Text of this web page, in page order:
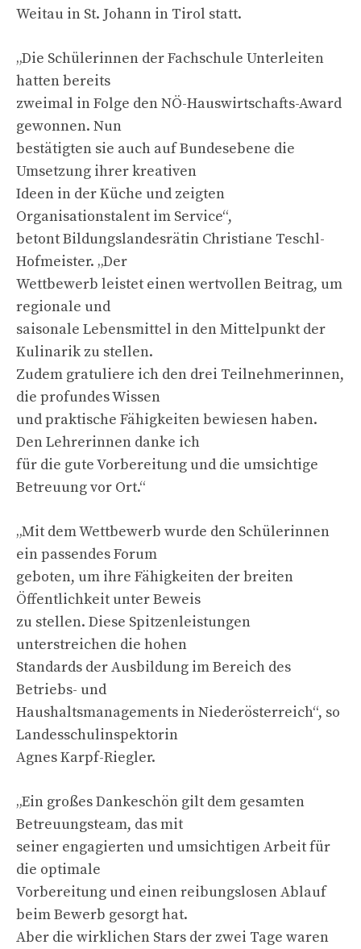
Weitau in St. Johann in Tirol statt.
„Die Schülerinnen der Fachschule Unterleiten
hatten bereits
zweimal in Folge den NÖ-Hauswirtschafts-Award
gewonnen. Nun
bestätigten sie auch auf Bundesebene die
Umsetzung ihrer kreativen
Ideen in der Küche und zeigten
Organisationstalent im Service“,
betont Bildungslandesrätin Christiane Teschl-
Hofmeister. „Der
Wettbewerb leistet einen wertvollen Beitrag, um
regionale und
saisonale Lebensmittel in den Mittelpunkt der
Kulinarik zu stellen.
Zudem gratuliere ich den drei Teilnehmerinnen,
die profundes Wissen
und praktische Fähigkeiten bewiesen haben.
Den Lehrerinnen danke ich
für die gute Vorbereitung und die umsichtige
Betreuung vor Ort.“
„Mit dem Wettbewerb wurde den Schülerinnen
ein passendes Forum
geboten, um ihre Fähigkeiten der breiten
Öffentlichkeit unter Beweis
zu stellen. Diese Spitzenleistungen
unterstreichen die hohen
Standards der Ausbildung im Bereich des
Betriebs- und
Haushaltsmanagements in Niederösterreich“, so
Landesschulinspektorin
Agnes Karpf-Riegler.
„Ein großes Dankeschön gilt dem gesamten
Betreuungsteam, das mit
seiner engagierten und umsichtigen Arbeit für
die optimale
Vorbereitung und einen reibungslosen Ablauf
beim Bewerb gesorgt hat.
Aber die wirklichen Stars der zwei Tage waren